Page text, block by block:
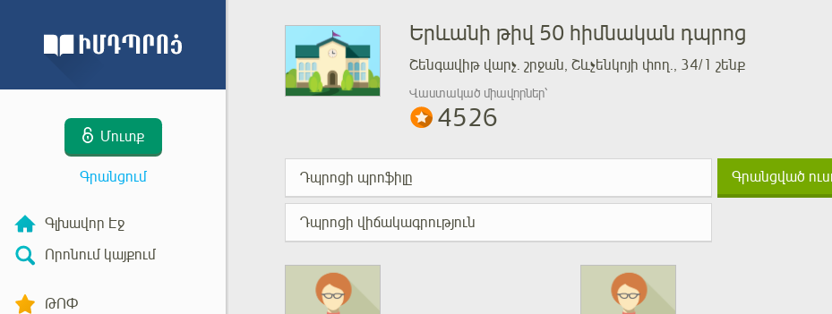
Մուտք
Գրանցում
Գլխավոր Էջ
Որոնում կայքում
ԹՈՓ
Երևանի թիվ 50 հիմնական դպրոց
Շենգավիթ վարչ. շրջան, Շևչենկոյի փող., 34/1 շենք
Վաստակած միավորներ՝
4526
Դպրոցի պրոֆիլը Գրանցված
Դպրոցի վիճակագրություն